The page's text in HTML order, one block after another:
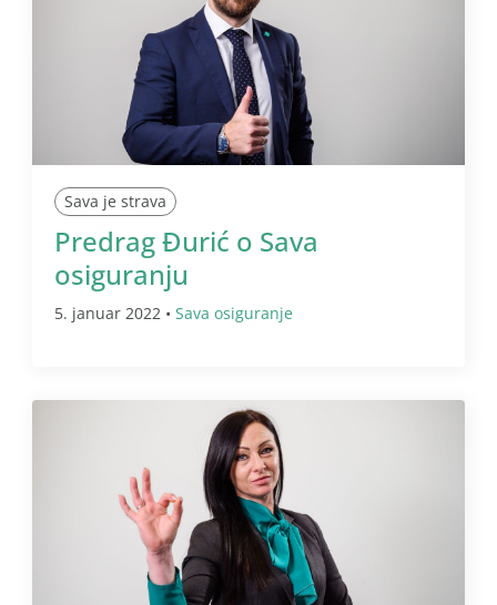
Sava je strava
Predrag Đurić o Sava
osiguranju
5. januar 2022 • Sava osiguranje